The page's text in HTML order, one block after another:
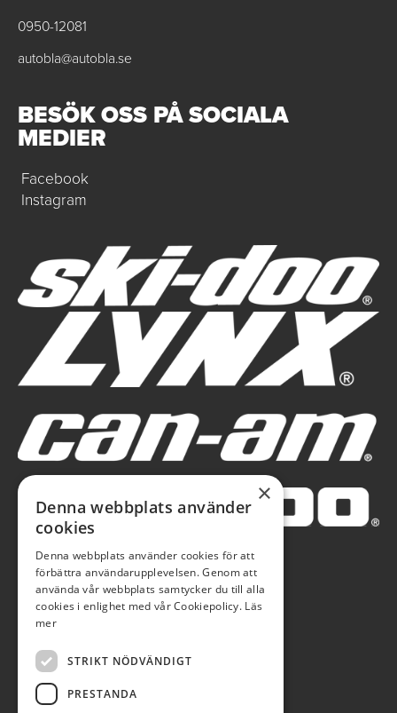
0950-12081
autobla@autobla.se
BESÖK OSS PÅ SOCIALA
MEDIER
Facebook
Instagram
×
Denna webbplats använder
cookies
Denna webbplats använder cookies för att
förbättra användarupplevelsen. Genom att
använda vår webbplats samtycker du till alla
cookies i enlighet med vår Cookiepolicy. Läs
mer
STRIKT NÖDVÄNDIGT
PRESTANDA